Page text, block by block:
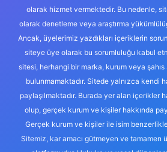
olarak hizmet vermektedir. Bu nedenle,
olarak denetleme veya araştırma
Ancak, üyelerimiz yazdıkları içeriklerin
siteye üye olarak bu sorumluluğu kabul
sitesi, herhangi bir marka, kurum veya şahıs
bulunmamaktadır. Sitede yalnızca kendi
paylaşılmaktadır. Burada yer alan içerikler
olup, gerçek kurum ve kişiler hakkında
Gerçek kurum ve kişiler ile isim
Sitemiz, kar amacı gütmeyen ve tamamen